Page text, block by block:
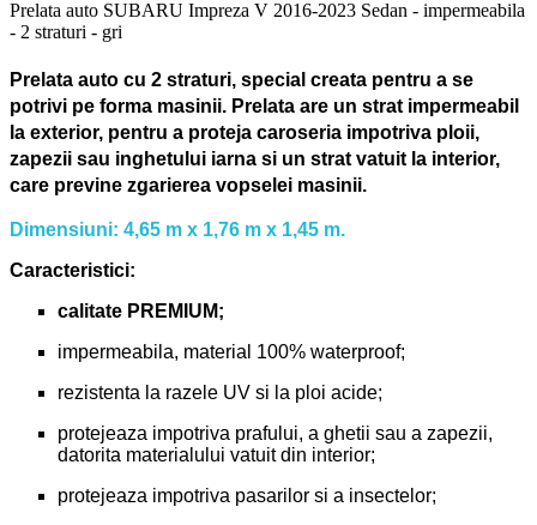
Prelata auto SUBARU Impreza V 2016-2023 Sedan - impermeabila
- 2 straturi - gri
Prelata auto cu 2 straturi, special creata pentru a se
potrivi pe forma masinii. Prelata are un strat impermeabil
la exterior, pentru a proteja caroseria impotriva ploii,
zapezii sau inghetului iarna si un strat vatuit la interior,
care previne zgarierea vopselei masinii.
Dimensiuni: 4,65 m x 1,76 m x 1,45 m.
Caracteristici:
calitate PREMIUM;
impermeabila, material 100% waterproof;
rezistenta la razele UV si la ploi acide;
protejeaza impotriva prafului, a ghetii sau a zapezii,
datorita materialului vatuit din interior;
protejeaza impotriva pasarilor si a insectelor;